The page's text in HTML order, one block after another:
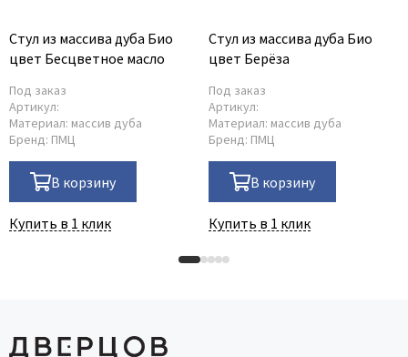
Стул из массива дуба Био
цвет Бесцветное масло
Под заказ
Артикул:
Материал: массив дуба
Бренд: ПМЦ
В корзину
Купить в 1 клик
Стул из массива дуба Био
цвет Берёза
Под заказ
Артикул:
Материал: массив дуба
Бренд: ПМЦ
В корзину
Купить в 1 клик